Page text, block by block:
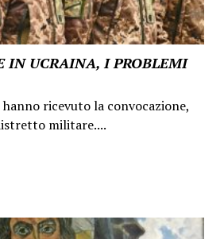
IN UCRAINA, I PROBLEMI
hanno ricevuto la convocazione,
militare....